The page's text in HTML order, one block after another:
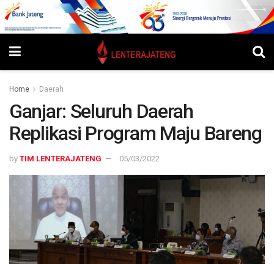
Home Daerah
Ganjar: Seluruh Daerah
Replikasi Program Maju Bareng
by TIM LENTERAJATENG 05/03/2022